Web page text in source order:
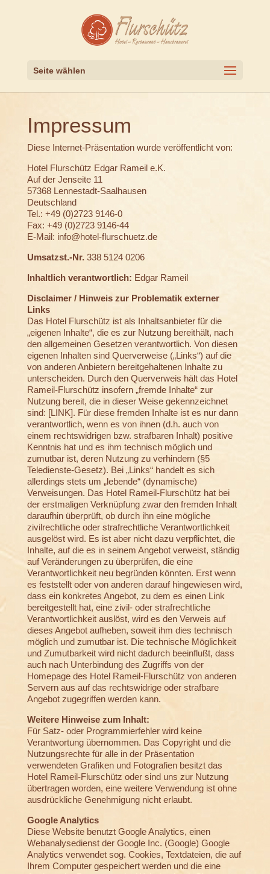
Seite wählen
Impressum
Diese Internet-Präsentation wurde veröffentlicht von:
Hotel Flurschütz Edgar Rameil e.K.
Auf der Jenseite 11
57368 Lennestadt-Saalhausen
Deutschland
Tel.: +49 (0)2723 9146-0
Fax: +49 (0)2723 9146-44
E-Mail: info@hotel-flurschuetz.de
Umsatzst.-Nr.338 5124 0206
Inhaltlich verantwortlich: Edgar Rameil
Disclaimer / Hinweis zur Problematik externer
Links
Das Hotel Flurschütz ist als Inhaltsanbieter für die
„eigenen Inhalte“, die es zur Nutzung bereithält, nach
den allgemeinen Gesetzen verantwortlich. Von diesen
eigenen Inhalten sind Querverweise („Links“) auf die
von anderen Anbietern bereitgehaltenen Inhalte zu
unterscheiden. Durch den Querverweis hält das Hotel
Rameil-Flurschütz insofern „fremde Inhalte“ zur
Nutzung bereit, die in dieser Weise gekennzeichnet
sind: [LINK]. Für diese fremden Inhalte ist es nur dann
verantwortlich, wenn es von ihnen (d.h. auch von
einem rechtswidrigen bzw. strafbaren Inhalt) positive
Kenntnis hat und es ihm technisch möglich und
zumutbar ist, deren Nutzung zu verhindern (§5
Teledienste-Gesetz). Bei „Links“ handelt es sich
allerdings stets um „lebende“ (dynamische)
Verweisungen. Das Hotel Rameil-Flurschütz hat bei
der erstmaligen Verknüpfung zwar den fremden Inhalt
daraufhin überprüft, ob durch ihn eine mögliche
zivilrechtliche oder strafrechtliche Verantwortlichkeit
ausgelöst wird. Es ist aber nicht dazu verpflichtet, die
Inhalte, auf die es in seinem Angebot verweist, ständig
auf Veränderungen zu überprüfen, die eine
Verantwortlichkeit neu begründen könnten. Erst wenn
es feststellt oder von anderen darauf hingewiesen wird,
dass ein konkretes Angebot, zu dem es einen Link
bereitgestellt hat, eine zivil- oder strafrechtliche
Verantwortlichkeit auslöst, wird es den Verweis auf
dieses Angebot aufheben, soweit ihm dies technisch
möglich und zumutbar ist. Die technische Möglichkeit
und Zumutbarkeit wird nicht dadurch beeinflußt, dass
auch nach Unterbindung des Zugriffs von der
Homepage des Hotel Rameil-Flurschütz von anderen
Servern aus auf das rechtswidrige oder strafbare
Angebot zugegriffen werden kann.
Weitere Hinweise zum Inhalt:
Für Satz- oder Programmierfehler wird keine
Verantwortung übernommen. Das Copyright und die
Nutzungsrechte für alle in der Präsentation
verwendeten Grafiken und Fotografien besitzt das
Hotel Rameil-Flurschütz oder sind uns zur Nutzung
übertragen worden, eine weitere Verwendung ist ohne
ausdrückliche Genehmigung nicht erlaubt.
Google Analytics
Diese Website benutzt Google Analytics, einen
Webanalysedienst der Google Inc. (Google) Google
Analytics verwendet sog. Cookies, Textdateien, die auf
Ihrem Computer gespeichert werden und die eine